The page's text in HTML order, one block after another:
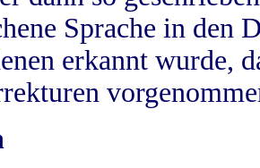
Sprache in
erkannt wurde,